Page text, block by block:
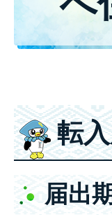
転
届出